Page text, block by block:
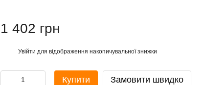
1 402 грн
Увійти для відображення накопичувальної знижки
Купити Замовити швидко